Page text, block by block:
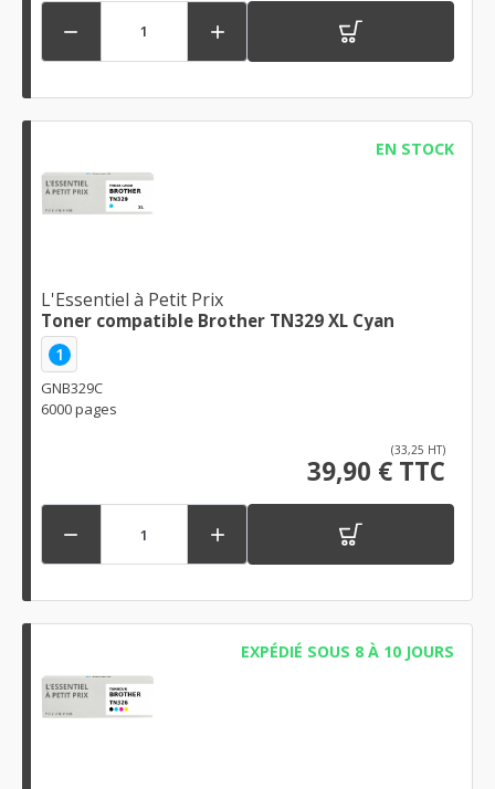
 
EN STOCK
L'Essentiel à Petit Prix
Toner compatible Brother TN329 XL Cyan
1
GNB329C
6000 pages
(33,25 HT)
39,90 € TTC
 
EXPÉDIÉ SOUS 8 À 10 JOURS